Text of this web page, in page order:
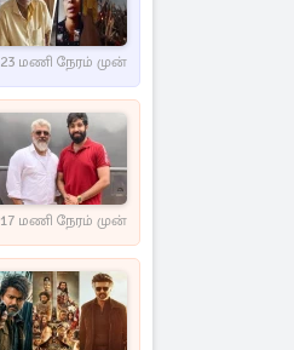
23 மணி நேரம் முன்
17 மணி நேரம் முன்